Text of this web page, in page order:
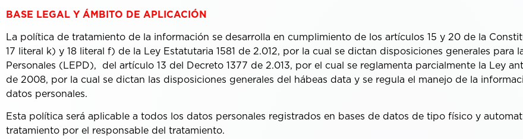
BASE LEGAL Y ÁMBITO DE APLICACIÓN
La política de tratamiento de la información se desarrolla en cumplimiento de los artículos 15 y 20 de la
17 literal k) y 18 literal f) de la Ley Estatutaria 1581 de 2.012, por la cual se dictan disposiciones generales para
Personales (LEPD), del artículo 13 del Decreto 1377 de 2.013, por el cual se reglamenta parcialmente la Ley
de 2008, por la cual se dictan las disposiciones generales del hábeas data y se regula el manejo de la
datos personales.
Esta política será aplicable a todos los datos personales registrados en bases de datos de tipo físico y
tratamiento por el responsable del tratamiento.